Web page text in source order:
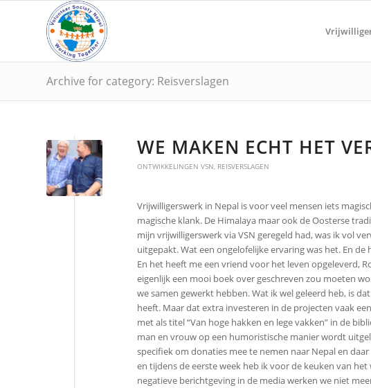
Archive for category: Reisverslagen
WE MAKEN ECHT HET
ONTWIKKELINGEN VSN, REISVERSLAGEN
Vrijwilligerswerk in Nepal is voor veel mensen iets
magische klank. De Himalaya maar ook de Oosterse
mijn vrijwilligerswerk via VSN geregeld had, was ik vol
uitgepakt. Wat een ongelofelijke ervaring was het. En
En het heeft me een vriend voor het leven opgeleverd,
eigenlijk een mooi boek over geschreven zou moeten
we samen gewerkt hebben. Wat ik wel geleerd heb, is
heeft. Maar dat extra investeren in de projecten vaak
met als titel “Van hoge hakken en lege vakken” in de
man en vrouw op een humoristische manier wordt
specifiek om donaties mee te nemen naar Nepal en
en tijdens de eerste week heb ik voor de keuken van
negatieve berichtgeving in de media werken we niet